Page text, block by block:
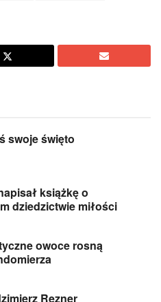
swoje święto
książkę o
dziedzictwie miłości
owoce rosną
Rezner